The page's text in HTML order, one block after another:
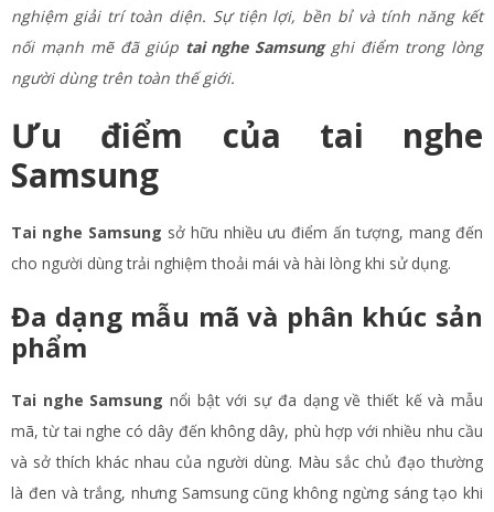
nghiệm giải trí toàn diện. Sự tiện lợi, bền bỉ và tính năng kết
nối mạnh mẽ đã giúp tai nghe Samsungghi điểm trong lòng
người dùng trên toàn thế giới.
Ưu điểm của tai nghe
Samsung
Tai nghe Samsung sở hữu nhiều ưu điểm ấn tượng, mang đến
cho người dùng trải nghiệm thoải mái và hài lòng khi sử dụng.
Đa dạng mẫu mã và phân khúc sản
phẩm
Tai nghe Samsung nổi bật với sự đa dạng về thiết kế và mẫu
mã, từ tai nghe có dây đến không dây, phù hợp với nhiều nhu cầu
và sở thích khác nhau của người dùng. Màu sắc chủ đạo thường
là đen và trắng, nhưng Samsung cũng không ngừng sáng tạo khi